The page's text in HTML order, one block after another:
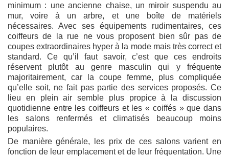
minimum : une ancienne chaise, un miroir suspendu au
mur, voire à un arbre, et une boîte de matériels
nécessaires. Avec ses équipements rudimentaires, ces
coiffeurs de la rue ne vous proposent bien sûr pas de
coupes extraordinaires hyper à la mode mais très correct et
standard. Ce qu’il faut savoir, c’est que ces endroits
réservent plutôt au genre masculin qui y fréquente
majoritairement, car la coupe femme, plus compliquée
qu’elle soit, ne fait pas partie des services proposés. Ce
lieu en plein air semble plus propice à la discussion
quotidienne entre les coiffeurs et les « coiffés » que dans
les salons renfermés et climatisés beaucoup moins
populaires.
De manière générale, les prix de ces salons varient en
fonction de leur emplacement et de leur fréquentation. Une